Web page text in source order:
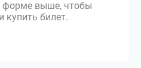
форме выше, чтобы
купить билет.